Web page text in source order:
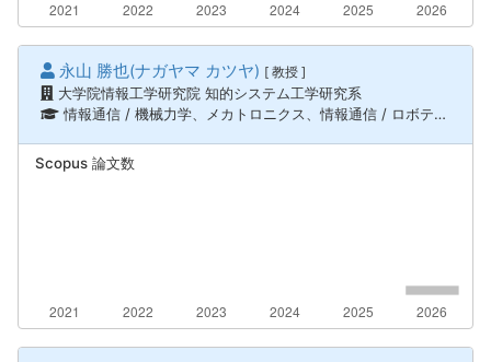
永山 勝也(ナガヤマ カツヤ) [ 教授 ]
大学院情報工学研究院 知的システム工学研究系
情報通信 / 機械力学、メカトロニクス、情報通信 / ロボティクス、知能機械システム
Scopus 論文数